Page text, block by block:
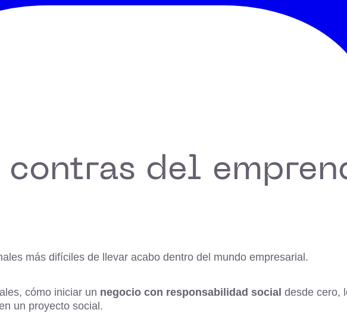
contras del
más difíciles de llevar acabo dentro del mundo empresarial.
cómo iniciar un negocio con responsabilidad social desde cero,
un proyecto social.